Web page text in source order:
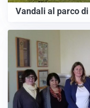
Vandali al parco